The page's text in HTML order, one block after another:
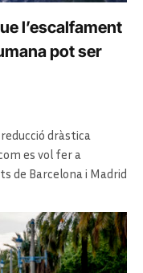
l’escalfament
pot ser
dràstica
es vol fer a
de Barcelona i Madrid